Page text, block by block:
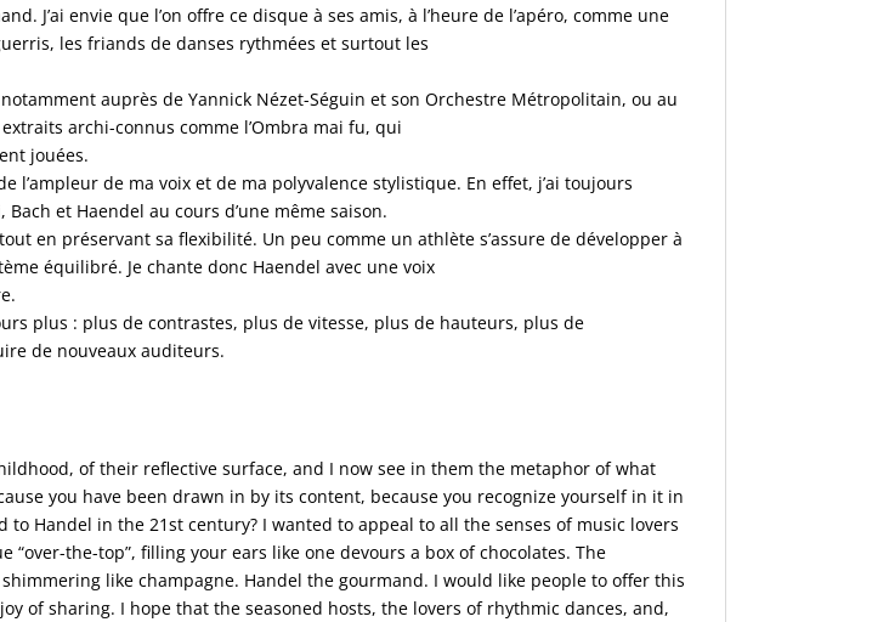
J’ai envie que l’on offre ce disque à ses amis, à l’heure de l’apéro, comme une
les friands de danses rythmées et surtout les
auprès de Yannick Nézet-Séguin et son Orchestre Métropolitain, ou au
archi-connus comme l’Ombra mai fu, qui
jouées.
de ma voix et de ma polyvalence stylistique. En effet, j’ai toujours
et Haendel au cours d’une même saison.
en préservant sa flexibilité. Un peu comme un athlète s’assure de développer à
équilibré. Je chante donc Haendel avec une voix
plus : plus de contrastes, plus de vitesse, plus de hauteurs, plus de
de nouveaux auditeurs.
of their reflective surface, and I now see in them the metaphor of what
you have been drawn in by its content, because you recognize yourself in it in
to Handel in the 21st century? I wanted to appeal to all the senses of music lovers
“over-the-top”, filling your ears like one devours a box of chocolates. The
like champagne. Handel the gourmand. I would like people to offer this
of sharing. I hope that the seasoned hosts, the lovers of rhythmic dances, and,